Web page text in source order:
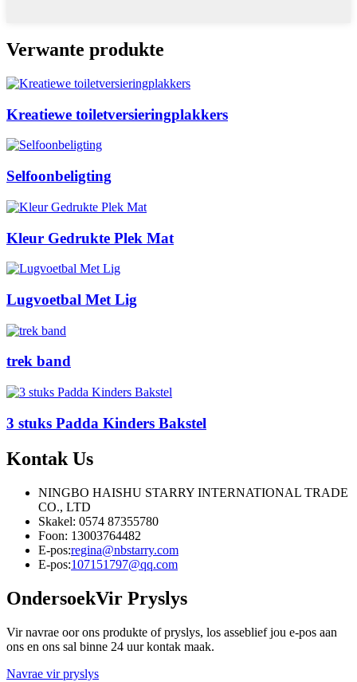
Verwante produkte
Kreatiewe toiletversieringplakkers
Selfoonbeligting
Kleur Gedrukte Plek Mat
Lugvoetbal Met Lig
trek band
3 stuks Padda Kinders Bakstel
Kontak Us
NINGBO HAISHU STARRY INTERNATIONAL TRADE
CO., LTD
Skakel: 0574 87355780
Foon: 13003764482
E-pos:regina@nbstarry.com
E-pos:107151797@qq.com
OndersoekVir Pryslys
Vir navrae oor ons produkte of pryslys, los asseblief jou e-pos aan
ons en ons sal binne 24 uur kontak maak.
Navrae vir pryslys